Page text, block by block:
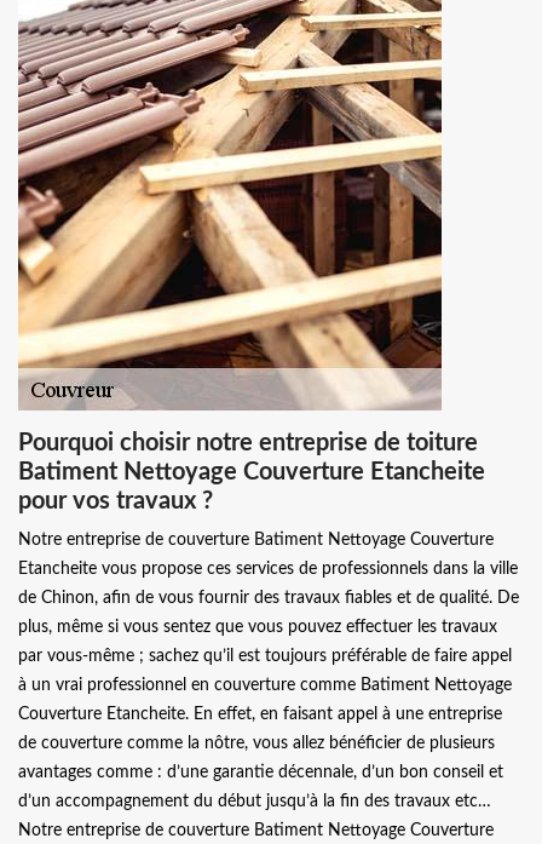
Pourquoi choisir notre entreprise de toiture
Batiment Nettoyage Couverture Etancheite
pour vos travaux ?
Notre entreprise de couverture Batiment Nettoyage Couverture
Etancheite vous propose ces services de professionnels dans la ville
de Chinon, afin de vous fournir des travaux fiables et de qualité. De
plus, même si vous sentez que vous pouvez effectuer les travaux
par vous-même ; sachez qu’il est toujours préférable de faire appel
à un vrai professionnel en couverture comme Batiment Nettoyage
Couverture Etancheite. En effet, en faisant appel à une entreprise
de couverture comme la nôtre, vous allez bénéficier de plusieurs
avantages comme : d’une garantie décennale, d’un bon conseil et
d’un accompagnement du début jusqu’à la fin des travaux etc…
Notre entreprise de couverture Batiment Nettoyage Couverture